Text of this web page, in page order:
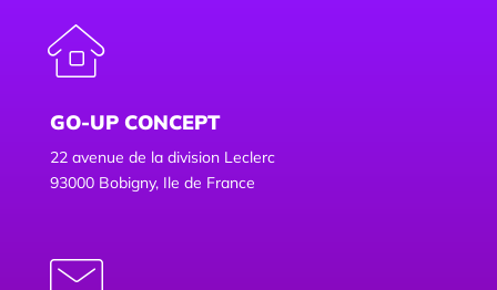
GO-UP CONCEPT
22 avenue de la division Leclerc
93000 Bobigny, Ile de France